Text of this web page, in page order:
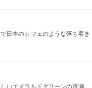
日本のカフェのような落ち着き
いエメラルドグリーンの浅瀬